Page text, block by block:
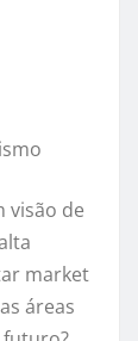
visão de
market
áreas